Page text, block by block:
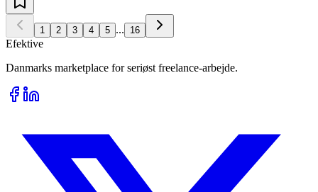
1 2 3 4 5 ... 16
Efektive
Danmarks marketplace for seriøst freelance-arbejde.